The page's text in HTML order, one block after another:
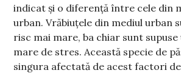
indicat și o diferență între cele din
urban. Vrăbiuțele din mediul urban
risc mai mare, ba chiar sunt supuse
mare de stres. Această specie de
singura afectată de acest factori